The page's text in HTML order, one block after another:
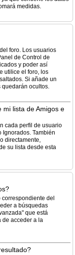
medidas.
foro. Los usuarios
de Control de
y poder así
utilice el foro, los
Si añade un
quedarán ocultos.
lista de Amigos e
cada perfil de usuario
Ignorados. También
directamente,
su lista desde esta
del
a búsquedas
que está
de acceder a la